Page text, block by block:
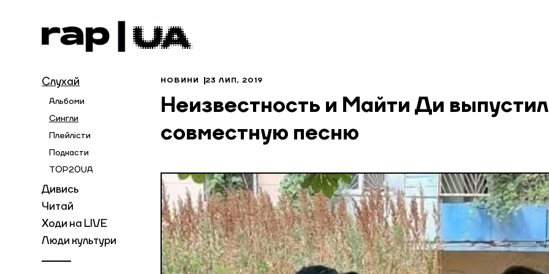
Слухай
Альбоми
Сингли
Плейлісти
Подкасти
TOP20UA
Дивись
Читай
Ходи на LIVE
Люди культури
НОВИНИ 23 ЛИП, 2019
Неизвестность и Майти Ди
совместную песню